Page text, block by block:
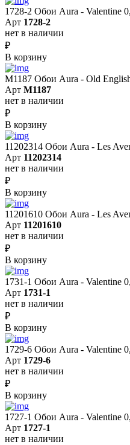
1728-2 Обои Aura - Valentine
Арт 1728-2
нет в наличии
₽
В корзину
M1187 Обои Aura - Old
Арт M1187
нет в наличии
₽
В корзину
11202314 Обои Aura - Les
Арт 11202314
нет в наличии
₽
В корзину
11201610 Обои Aura - Les
Арт 11201610
нет в наличии
₽
В корзину
1731-1 Обои Aura - Valentine
Арт 1731-1
нет в наличии
₽
В корзину
1729-6 Обои Aura - Valentine
Арт 1729-6
нет в наличии
₽
В корзину
1727-1 Обои Aura - Valentine
Арт 1727-1
нет в наличии